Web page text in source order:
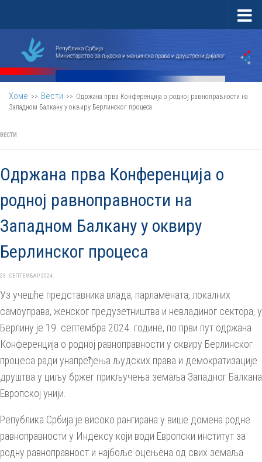
Хоме >> Вести >> Одржана прва Конференција о родној равноправности на
Западном Балкану у оквиру Берлинског процеса
ВЕСТИ
Одржана прва Конференција о
родној равноправности на
Западном Балкану у оквиру
Берлинског процеса
23. СЕПТЕМБАР 2024.
Уз учешће представника влада, парламената, локалних
самоуправа, женског предузетништва и невладиног сектора, у
Берлину је 19. септембра 2024. године, по први пут одржана
Конференција о родној равноправности у оквиру Берлинског
процеса ради унапређења људских права и демократизације
друштва у циљу бржег прикључења земаља Западног Балкана
Европској унији.
Република Србија је високо рангирана у више домена родне
равноправности у Индексу који води Европски институт за
родну равноправност и најбоље оцењена од свих земаља